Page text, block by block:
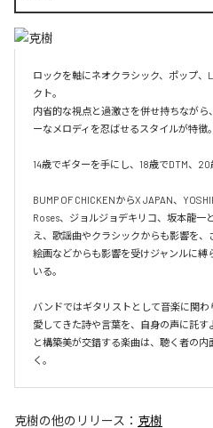
ロックを軸にネオクラシック、ポップ
クト。
内省的な視点と過激さを併せ持ちなが
ーなメロディを忍ばせるスタイルが特徴。
14歳でギターを手にし、18歳でDTM、20
BUMP OF CHICKENからX JAPAN、
Roses、ジョルジョデキリコ、坂本龍一
え、歌謡曲やクラシックからも影響を、
絵画などからも影響を受けジャンルに縛
いる。
バンドではギタリストとして音楽に関わ
愛してきた詩や言葉を、自身の声に託
と構築美が交錯する楽曲は、聴く者の
克樹の他のリリース： 克樹